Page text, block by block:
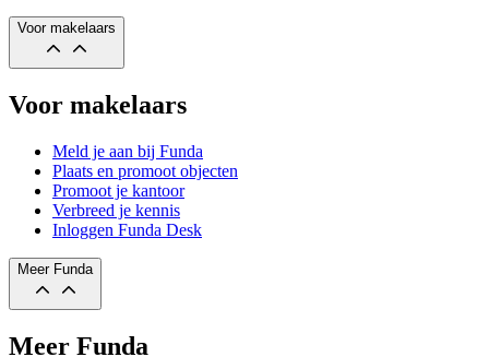
Voor makelaars
Voor makelaars
Meld je aan bij Funda
Plaats en promoot objecten
Promoot je kantoor
Verbreed je kennis
Inloggen Funda Desk
Meer Funda
Meer Funda